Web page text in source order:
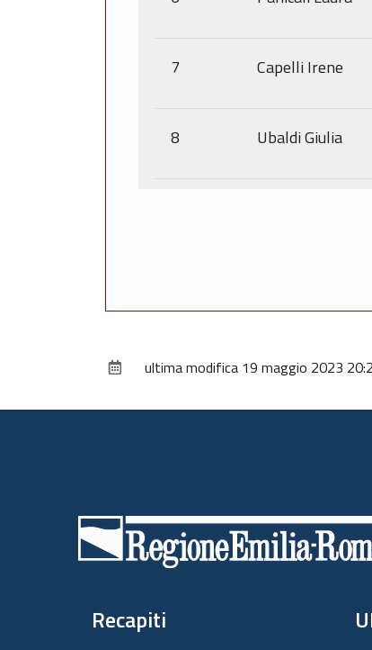
7 Capelli Irene
8 Ubaldi Giulia
ultima modifica 19 maggio 2023
Recapiti